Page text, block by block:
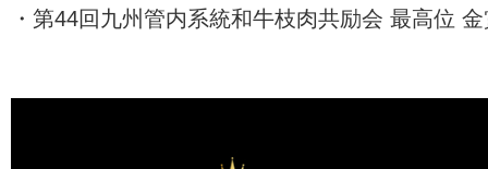
・第44回九州管内系統和牛枝肉共励会 最高位